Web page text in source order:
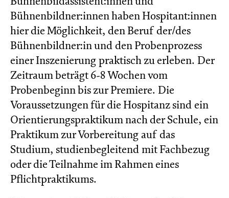
Bühnenbildassistent:innen und
Bühnenbildner:innen haben Hospitant:innen
hier die Möglichkeit, den Beruf der/des
Bühnenbildner:in und den Probenprozess
einer Inszenierung praktisch zu erleben. Der
Zeitraum beträgt 6-8 Wochen vom
Probenbeginn bis zur Premiere. Die
Voraussetzungen für die Hospitanz sind ein
Orientierungspraktikum nach der Schule, ein
Praktikum zur Vorbereitung auf das
Studium, studienbegleitend mit Fachbezug
oder die Teilnahme im Rahmen eines
Pflichtpraktikums.